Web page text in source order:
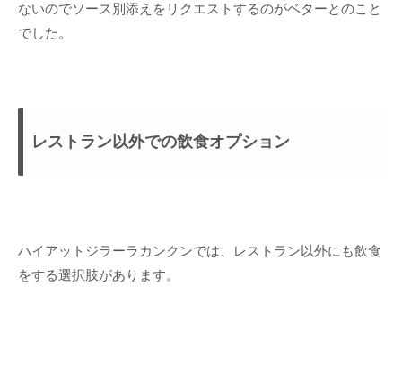
ないのでソース別添えをリクエストするのがベターとのこと
でした。
レストラン以外での飲食オプション
ハイアットジラーラカンクンでは、レストラン以外にも飲食
をする選択肢があります。